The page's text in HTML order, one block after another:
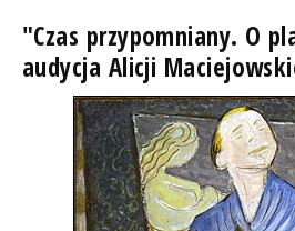
"Czas przypomniany. O
audycja Alicji